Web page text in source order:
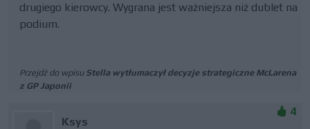
drugiego kierowcy. Wygrana jest ważniejsza niż dublet na
podium.
Przejdź do wpisu Stella wytłumaczył decyzje strategiczne McLarena
z GP Japonii
Ksys
4